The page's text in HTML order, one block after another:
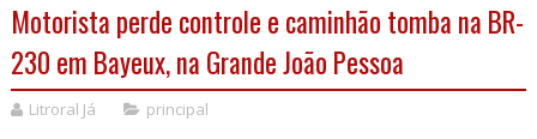
Motorista perde controle e caminhão tomba na BR-
230 em Bayeux, na Grande João Pessoa
Litroral Já principal